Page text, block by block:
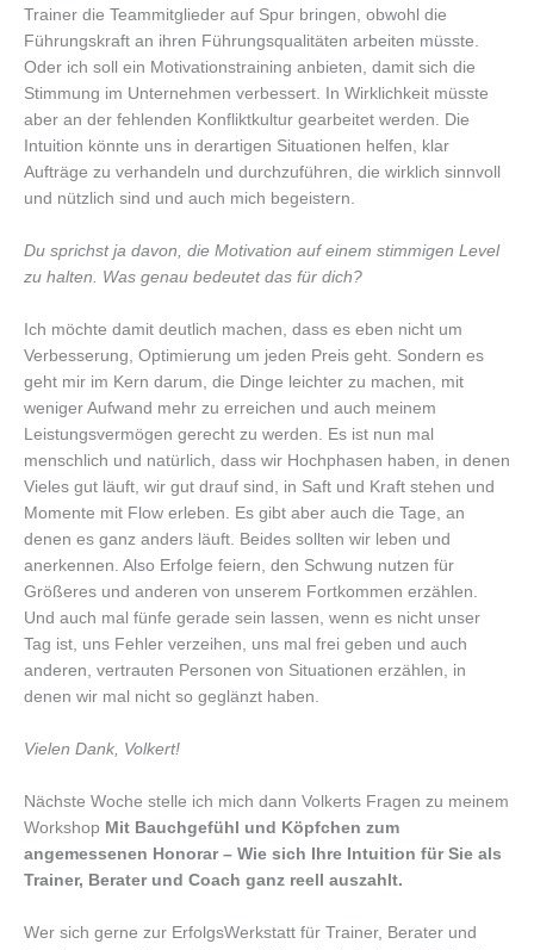
Trainer die Teammitglieder auf Spur bringen, obwohl die
Führungskraft an ihren Führungsqualitäten arbeiten müsste.
Oder ich soll ein Motivationstraining anbieten, damit sich die
Stimmung im Unternehmen verbessert. In Wirklichkeit müsste
aber an der fehlenden Konfliktkultur gearbeitet werden. Die
Intuition könnte uns in derartigen Situationen helfen, klar
Aufträge zu verhandeln und durchzuführen, die wirklich sinnvoll
und nützlich sind und auch mich begeistern.
Du sprichst ja davon, die Motivation auf einem stimmigen Level
zu halten. Was genau bedeutet das für dich?
Ich möchte damit deutlich machen, dass es eben nicht um
Verbesserung, Optimierung um jeden Preis geht. Sondern es
geht mir im Kern darum, die Dinge leichter zu machen, mit
weniger Aufwand mehr zu erreichen und auch meinem
Leistungsvermögen gerecht zu werden. Es ist nun mal
menschlich und natürlich, dass wir Hochphasen haben, in denen
Vieles gut läuft, wir gut drauf sind, in Saft und Kraft stehen und
Momente mit Flow erleben. Es gibt aber auch die Tage, an
denen es ganz anders läuft. Beides sollten wir leben und
anerkennen. Also Erfolge feiern, den Schwung nutzen für
Größeres und anderen von unserem Fortkommen erzählen.
Und auch mal fünfe gerade sein lassen, wenn es nicht unser
Tag ist, uns Fehler verzeihen, uns mal frei geben und auch
anderen, vertrauten Personen von Situationen erzählen, in
denen wir mal nicht so geglänzt haben.
Vielen Dank, Volkert!
Nächste Woche stelle ich mich dann Volkerts Fragen zu meinem
Workshop Mit Bauchgefühl und Köpfchen zum
angemessenen Honorar – Wie sich Ihre Intuition für Sie als
Trainer, Berater und Coach ganz reell auszahlt.
Wer sich gerne zur ErfolgsWerkstatt für Trainer, Berater und